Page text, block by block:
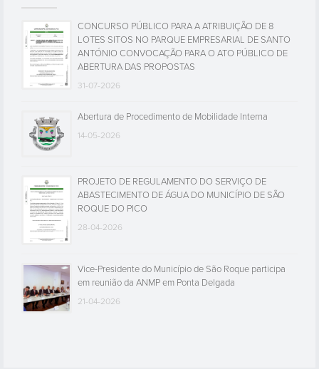
CONCURSO PÚBLICO PARA A ATRIBUIÇÃO DE 8
LOTES SITOS NO PARQUE EMPRESARIAL DE SANTO
ANTÓNIO CONVOCAÇÃO PARA O ATO PÚBLICO DE
ABERTURA DAS PROPOSTAS
31-07-2026
Abertura de Procedimento de Mobilidade Interna
14-05-2026
PROJETO DE REGULAMENTO DO SERVIÇO DE
ABASTECIMENTO DE ÁGUA DO MUNICÍPIO DE SÃO
ROQUE DO PICO
28-04-2026
Vice-Presidente do Município de São Roque participa
em reunião da ANMP em Ponta Delgada
21-04-2026